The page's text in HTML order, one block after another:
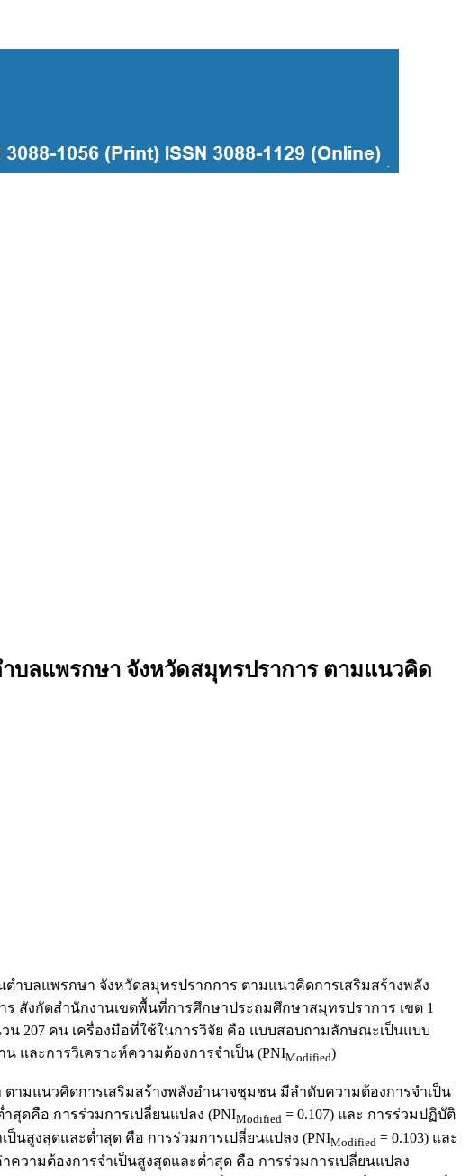
บลแพรกษา จังหวัดสมุทรปราการ ตามแนวคิด
ำบลแพรกษา จังหวัดสมุทรปรากการ ตามแนวคิดการเสริมสร้างพลัง
สังกัดสำนักงานเขตพื้นที่การศึกษาประถมศึกษาสมุทรปราการ เขต 1
น 207 คน เครื่องมือที่ใช้ในการวิจัย คือ แบบสอบถามลักษณะเป็นแบบ
และการวิเคราะห์ความต้องการจำเป็น (PNIModified)
มแนวคิดการเสริมสร้างพลังอำนาจชุมชน มีลำดับความต้องการจำเป็น
สุดคือ การร่วมการเปลี่ยนแปลง (PNIModified = 0.107) และ การร่วมปฏิบัติ
ป็นสูงสุดและต่ำสุด คือ การร่วมการเปลี่ยนแปลง (PNIModified = 0.103) และ
ความต้องการจำเป็นสูงสุดและต่ำสุด คือ การร่วมการเปลี่ยนแปลง